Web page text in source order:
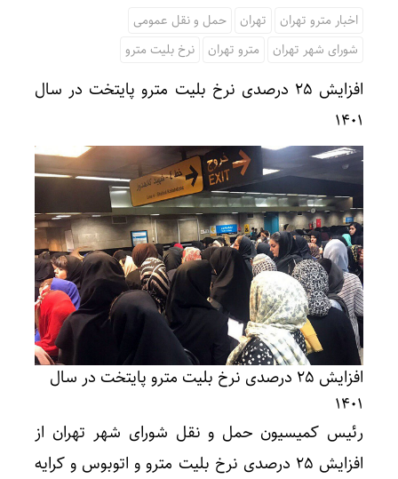
اخبار مترو تهران تهران
حمل و نقل عمومی
شورای شهر تهران
مترو تهران نرخ بلیت مترو
افزایش ۲۵ درصدی نرخ بلیت مترو پایتخت در سال
۱۴۰۱
افزایش ۲۵ درصدی نرخ بلیت مترو پایتخت در سال
۱۴۰۱
رئیس کمیسیون حمل و نقل شورای شهر تهران از
افزایش ۲۵ درصدی نرخ بلیت مترو و اتوبوس و کرایه